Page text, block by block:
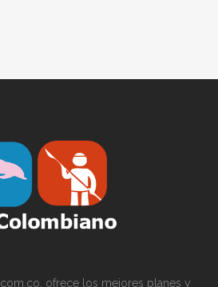
ofrece los mejores planes y